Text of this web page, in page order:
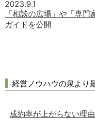
2023.9.1
「相談の広場」や「専
ガイドを公開
経営ノウハウの泉より
成約率が上がらない理